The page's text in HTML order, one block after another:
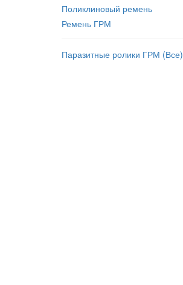
Поликлиновый ремень
Ремень ГРМ
Паразитные ролики ГРМ (Все)